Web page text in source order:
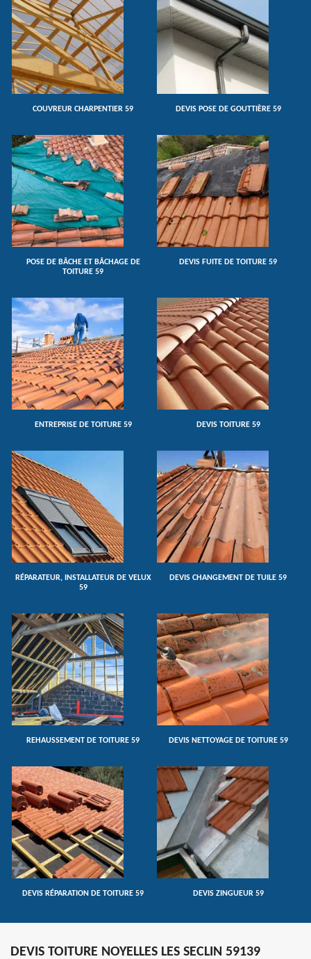
COUVREUR CHARPENTIER 59 DEVIS POSE DE GOUTTIÈRE 59
POSE DE BÂCHE ET BÂCHAGE DE
TOITURE 59
DEVIS FUITE DE TOITURE 59
ENTREPRISE DE TOITURE 59 DEVIS TOITURE 59
RÉPARATEUR, INSTALLATEUR DE VELUX
59
DEVIS CHANGEMENT DE TUILE 59
REHAUSSEMENT DE TOITURE 59 DEVIS NETTOYAGE DE TOITURE 59
DEVIS RÉPARATION DE TOITURE 59 DEVIS ZINGUEUR 59
DEVIS TOITURE NOYELLES LES SECLIN 59139